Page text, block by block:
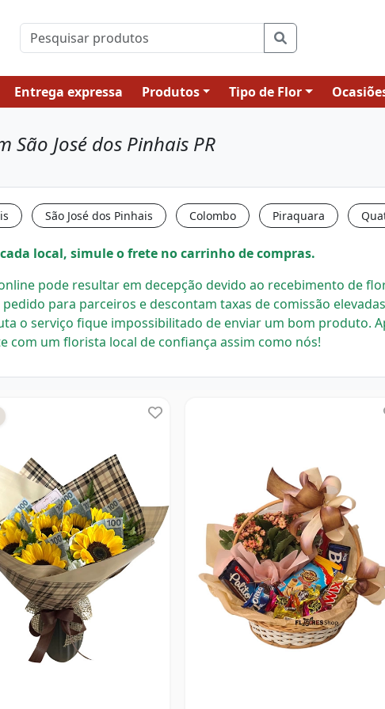
Entrega expressa Produtos Tipo de Flor
José dos Pinhais PR
São José dos Pinhais Colombo Piraquara
local, simule o frete no carrinho de compras.
pode resultar em decepção devido ao recebimento de
para parceiros e descontam taxas de comissão
o serviço fique impossibilitado de enviar um bom produto.
com um florista local de confiança assim como nós!